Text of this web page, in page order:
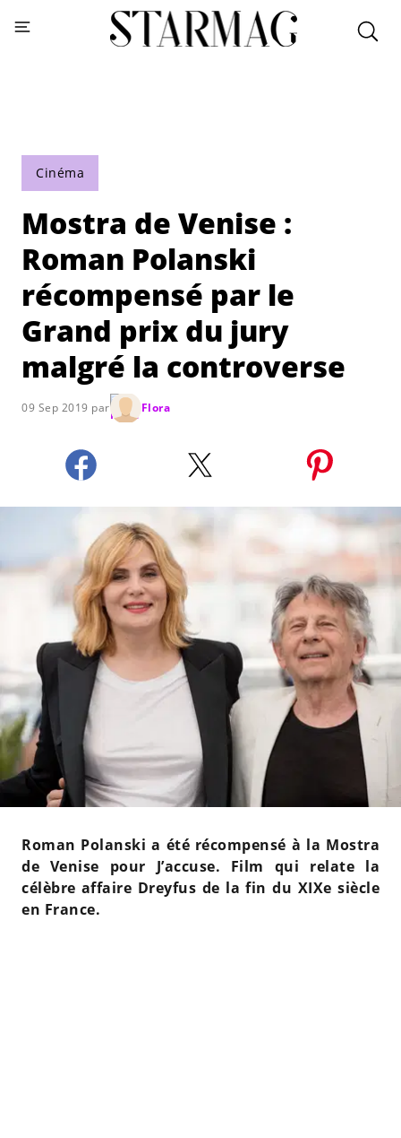
Cinéma
Mostra de Venise :
Roman Polanski
récompensé par le
Grand prix du jury
malgré la controverse
09 Sep 2019 par Flora
Roman Polanski a été récompensé à la Mostra
de Venise pour J’accuse. Film qui relate la
célèbre affaire Dreyfus de la fin du XIXe siècle
en France.